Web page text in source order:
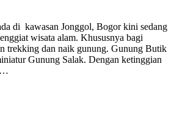
di kawasan Jonggol, Bogor kini sedang
wisata alam. Khususnya bagi
trekking dan naik gunung. Gunung Butik
Gunung Salak. Dengan ketinggian